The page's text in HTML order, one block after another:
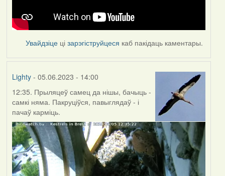
Увайдзіце цізарэгіструйцеся каб пакідаць каментары.
Lighty- 05.06.2023 - 14:00
12:35. Прыляцеў самец да нішы, бачыць -
самкі няма. Пакруціўся, павыглядаў - і
пачаў карміць.